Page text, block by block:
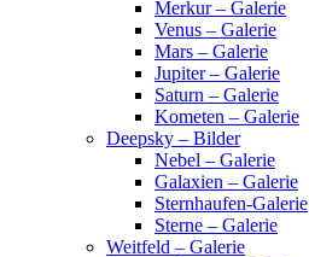
Merkur – Galerie
Venus – Galerie
Mars – Galerie
Jupiter – Galerie
Saturn – Galerie
Kometen – Galerie
Deepsky – Bilder
Nebel – Galerie
Galaxien – Galerie
Sternhaufen-Galerie
Sterne – Galerie
Weitfeld – Galerie